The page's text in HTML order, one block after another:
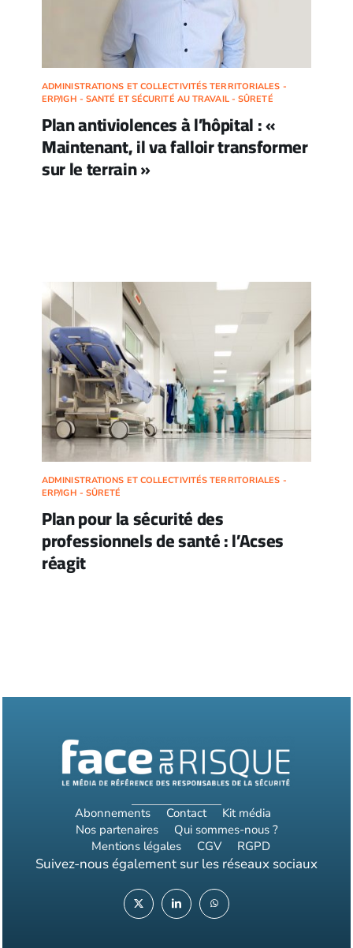
ADMINISTRATIONS ET COLLECTIVITÉS TERRITORIALES -
ERP/IGH - SANTÉ ET SÉCURITÉ AU TRAVAIL - SÛRETÉ
Plan antiviolences à l’hôpital : «
Maintenant, il va falloir transformer
sur le terrain »
ADMINISTRATIONS ET COLLECTIVITÉS TERRITORIALES -
ERP/IGH - SÛRETÉ
Plan pour la sécurité des
professionnels de santé : l’Acses
réagit
Abonnements Contact
Kit média
Nos partenaires
Qui sommes-nous ?
Mentions légales
CGV RGPD
Suivez-nous également sur les réseaux sociaux